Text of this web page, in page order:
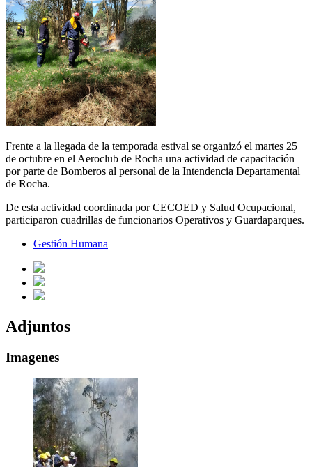
Frente a la llegada de la temporada estival se organizó el martes 25
de octubre en el Aeroclub de Rocha una actividad de capacitación
por parte de Bomberos al personal de la Intendencia Departamental
de Rocha.
De esta actividad coordinada por CECOED y Salud Ocupacional,
participaron cuadrillas de funcionarios Operativos y Guardaparques.
Gestión Humana
Adjuntos
Imagenes